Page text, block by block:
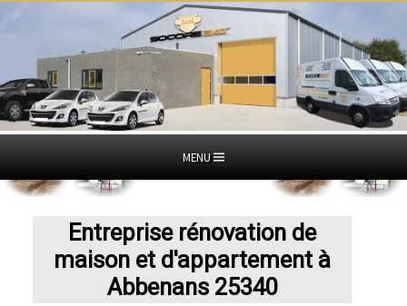
MENU
Entreprise rénovation de
maison et d'appartement à
Abbenans 25340